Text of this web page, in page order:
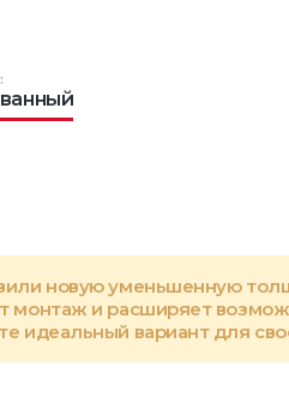
новую уменьшенную
монтаж и расширяет
идеальный вариант для